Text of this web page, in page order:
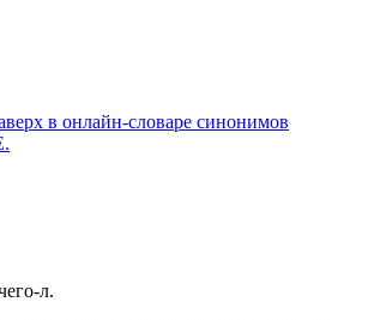
в онлайн-словаре синонимов
л.